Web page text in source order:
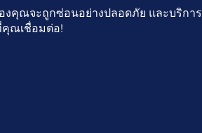
งคุณจะถูกซ่อนอย่างปลอดภัย และบริการ
คุณเชื่อมต่อ!